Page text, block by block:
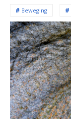
Beweging